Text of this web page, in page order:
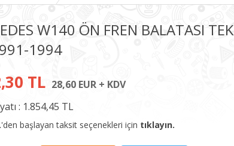
W140 ÖN FREN BALATASI TEK
1994
TL 28,60 EUR + KDV
: 1.854,45 TL
'den başlayan taksit seçenekleri için tıklayın.